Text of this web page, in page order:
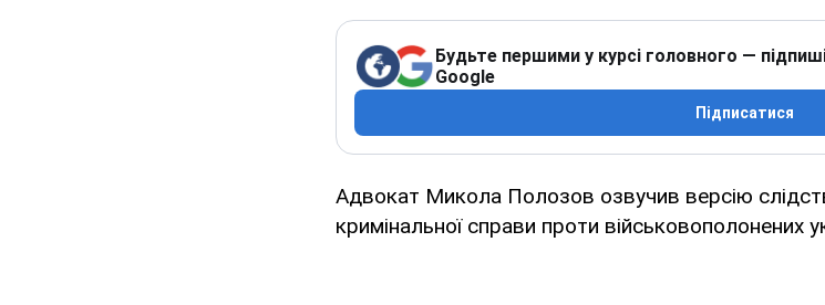
Будьте першими у курсі головного —
Google
Підписатися
Адвокат Микола Полозов озвучив версію
кримінальної справи проти військовополонених